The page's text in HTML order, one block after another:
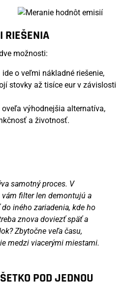
RIEŠENIA
možnosti:
ide o veľmi nákladné riešenie,
stovky až tisíce eur v závislosti
oveľa výhodnejšia alternatíva,
a životnosť.
samotný proces. V
filter len demontujú a
iného zariadenia, kde ho
znova doviezť späť a
Zbytočne veľa času,
medzi viacerými miestami.
POD JEDNOU